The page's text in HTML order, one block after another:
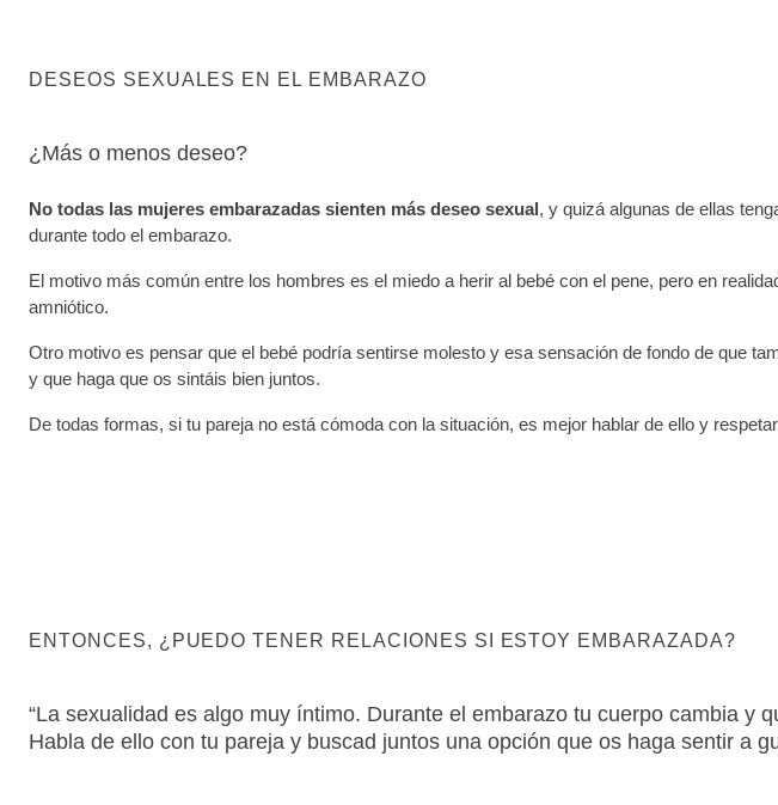
DESEOS SEXUALES EN EL EMBARAZO
¿Más o menos deseo?
No todas las mujeres embarazadas sienten más deseo sexual, y quizá algunas de ellas
durante todo el embarazo.
El motivo más común entre los hombres es el miedo a herir al bebé con el pene, pero en
amniótico.
Otro motivo es pensar que el bebé podría sentirse molesto y esa sensación de fondo de que
y que haga que os sintáis bien juntos.
De todas formas, si tu pareja no está cómoda con la situación, es mejor hablar de ello y
ENTONCES, ¿PUEDO TENER RELACIONES SI ESTOY EMBARAZADA?
“La sexualidad es algo muy íntimo. Durante el embarazo tu cuerpo cambia
Habla de ello con tu pareja y buscad juntos una opción que os haga sentir a